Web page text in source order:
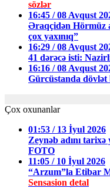
sözlər
16:45 / 08 Avqust
Əraqçidən Hörmüz
çox yaxınıq”
16:29 / 08 Avqust
41 dərəcə isti:
16:16 / 08 Avqust
Gürcüstanda
Çox oxunanlar
01:53 / 13 İyul 2026
Zeynəb adını
FOTO
11:05 / 10 İyul 2026
“Arzum”la Etibar
Sensasion detal